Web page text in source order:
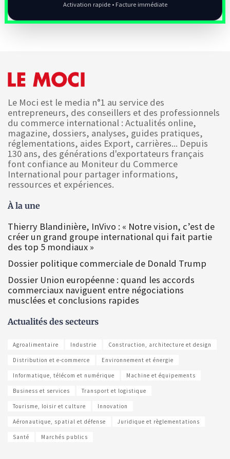
Activation rapide • Facture immédiate
Le Moci est le media n°1 au service des
entrepreneurs, des conseillers et des professionnels
du commerce international : Actualités online,
magazine, dossiers, analyses, guides pratiques,
réglementations, aides Export, carrières... Depuis
130 ans, des générations d'exportateurs français
font confiance au Moniteur du Commerce
International pour partager informations,
ressources et expériences.
À la une
Thierry Blandinière, InVivo : « Notre vision, c’est de
créer un grand groupe international qui fait partie
des top 5 mondiaux »
Dossier politique commerciale de Donald Trump
Dossier Union européenne : quand les accords
commerciaux naviguent entre négociations
musclées et conclusions rapides
Actualités des secteurs
Agroalimentaire Industrie Construction, architecture et design
Distribution et e-commerce Environnement et énergie
Informatique, télécom et numérique Machine et équipements
Business et services Transport et logistique
Tourisme, loisir et culture Innovation
Aéronautique, spatial et défense Juridique et règlementations
Santé Marchés publics